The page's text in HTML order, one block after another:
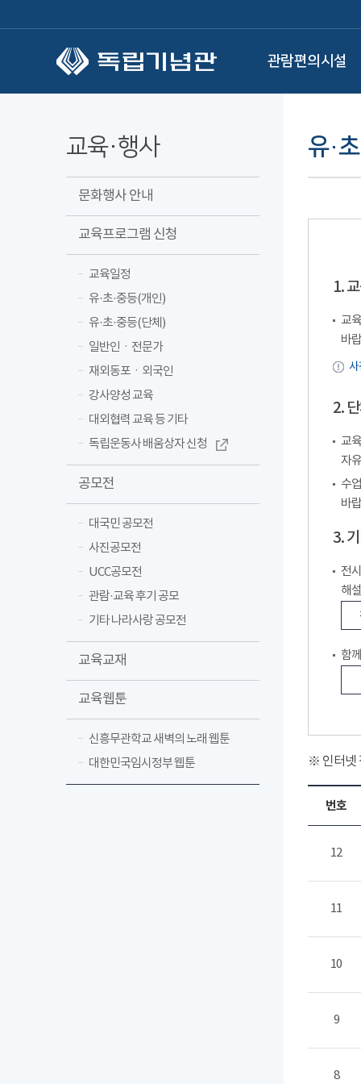
관람편의시설
교육·행사
문화행사 안내
교육프로그램 신청
교육일정
유·초·중등(개인)
유·초·중등(단체)
일반인ㆍ전문가
재외동포ㆍ외국인
강사양성 교육
대외협력 교육 등 기타
독립운동사 배움상자 신청
공모전
대국민 공모전
사진공모전
UCC공모전
관람·교육 후기 공모
기타 나라사랑 공모전
교육교재
교육웹툰
신흥무관학교 새벽의 노래 웹툰
대한민국임시정부 웹툰
유·
1.
교
바
사
2.
교
자
수
바
3.
전
해
함
※ 인터넷
번호
12
11
10
9
8